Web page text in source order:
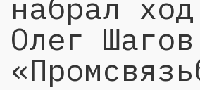
Олег